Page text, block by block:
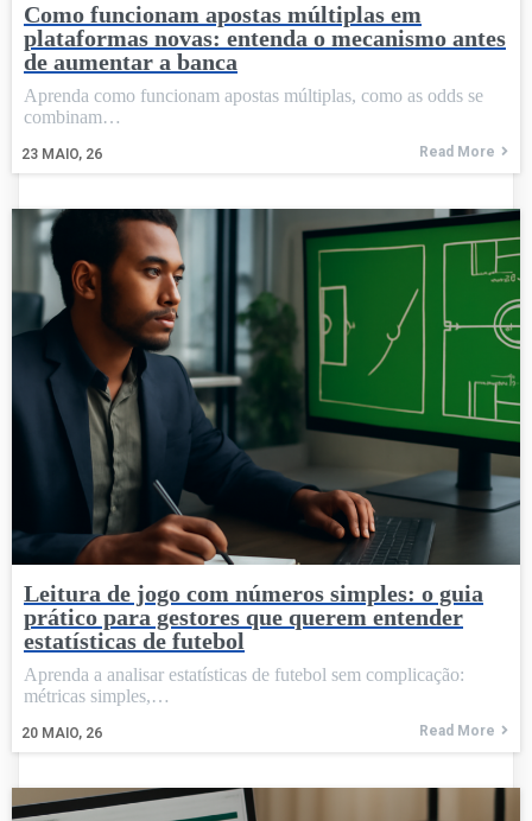
Como funcionam apostas múltiplas em
plataformas novas: entenda o mecanismo antes
de aumentar a banca
23 MAIO, 26
Aprenda como funcionam apostas múltiplas, como as odds se
combinam…
Read More
Leitura de jogo com números simples: o guia
prático para gestores que querem entender
estatísticas de futebol
20 MAIO, 26
Aprenda a analisar estatísticas de futebol sem complicação:
métricas simples,…
Read More